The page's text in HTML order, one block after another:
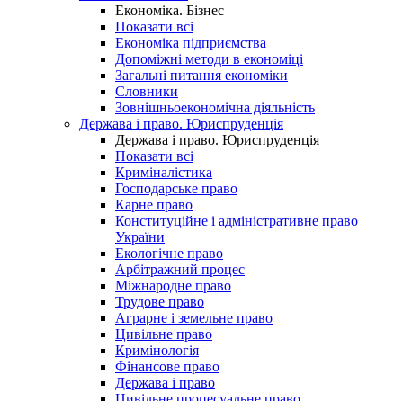
Економіка. Бізнес
Показати всі
Економіка підприємства
Допоміжні методи в економіці
Загальні питання економіки
Словники
Зовнішньоекономічна діяльність
Держава і право. Юриспруденція
Держава і право. Юриспруденція
Показати всі
Криміналістика
Господарське право
Карне право
Конституційне і адміністративне право
України
Екологічне право
Арбітражний процес
Міжнародне право
Трудове право
Аграрне і земельне право
Цивільне право
Кримінологія
Фінансове право
Держава і право